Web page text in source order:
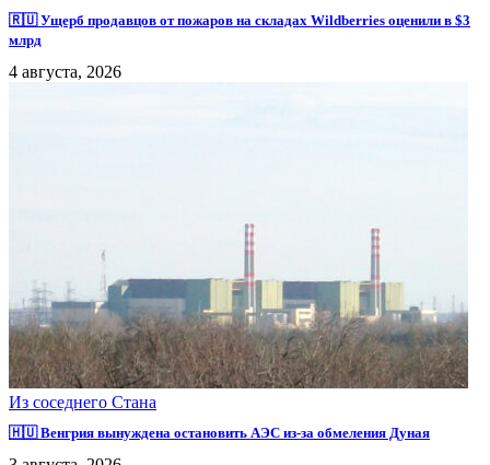
🇷🇺 Ущерб продавцов от пожаров на складах Wildberries оценили в $3
млрд
4 августа, 2026
Из соседнего Стана
🇭🇺 Венгрия вынуждена остановить АЭС из-за обмеления Дуная